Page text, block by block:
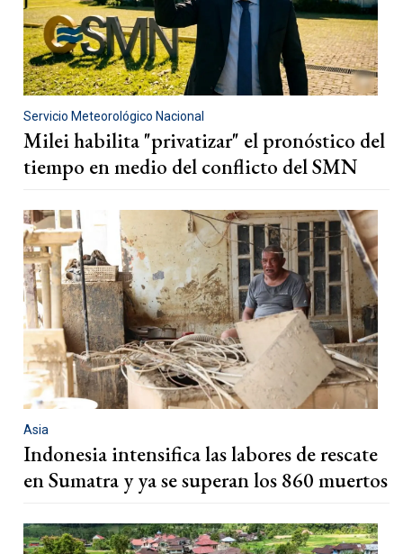
Servicio Meteorológico Nacional
Milei habilita "privatizar" el pronóstico del
tiempo en medio del conflicto del SMN
Asia
Indonesia intensifica las labores de rescate
en Sumatra y ya se superan los 860 muertos